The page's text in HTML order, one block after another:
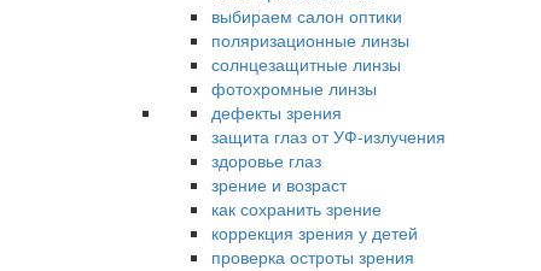
выбираем салон оптики
поляризационные линзы
солнцезащитные линзы
фотохромные линзы
дефекты зрения
защита глаз от УФ-излучения
здоровье глаз
зрение и возраст
как сохранить зрение
коррекция зрения у детей
проверка остроты зрения